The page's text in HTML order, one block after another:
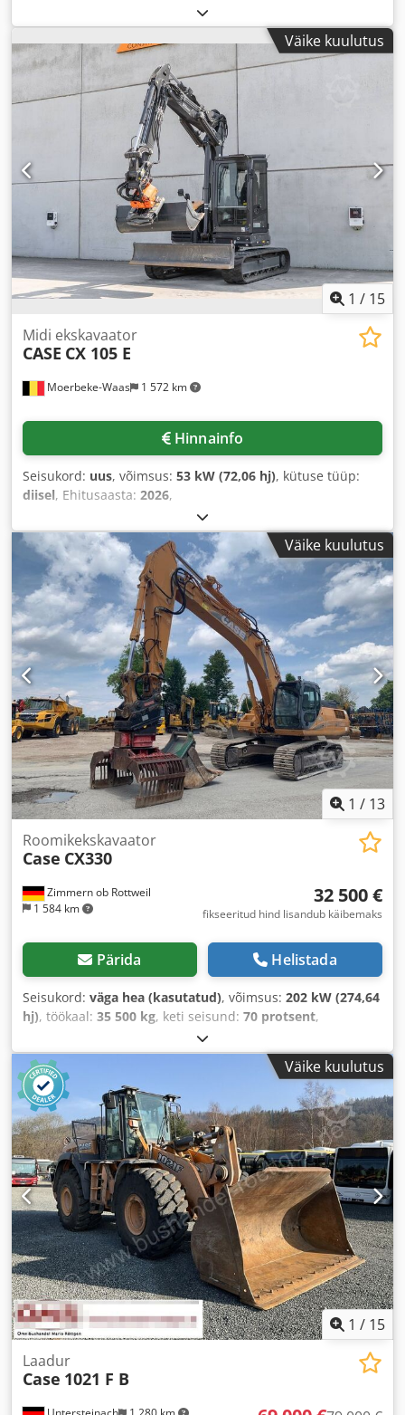
, töötunnid:
kabiin,
Väike kuulutus
1 / 15
Moerbeke-Waas 1 572 km
Midi ekskavaator
CASE CX 105 E
Hinnainfo
Seisukord: uus, võimsus: 53 kW (72,06 hj), kütuse tüüp:
diisel, Ehitusaasta: 2026,
Väike kuulutus
1 / 13
Zimmern ob Rottweil
1 584 km
Roomikekskavaator
Case CX330
32 500 €
fikseeritud hind lisandub käibemaks
Pärida Helistada
Seisukord: väga hea (kasutatud), võimsus: 202 kW (274,64
hj), töökaal: 35 500 kg, keti seisund: 70 protsent,
, töötunnid:9 139 h
kliimaseade,
Väike kuulutus
1 / 15
Laadur
Case 1021 F B